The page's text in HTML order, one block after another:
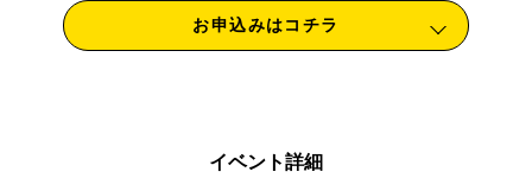
お申込みはコチラ
イベント詳細